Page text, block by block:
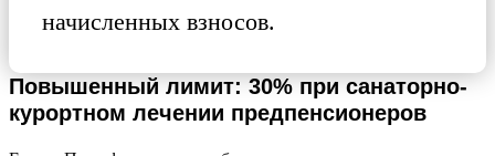
начисленных взносов.
Повышенный лимит: 30% при санаторно-
курортном лечении предпенсионеров